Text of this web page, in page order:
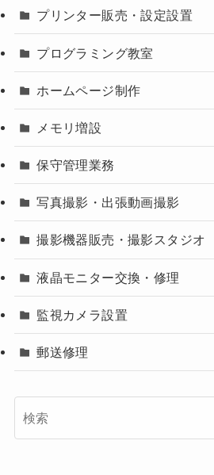
プリンター販売・設定設置
プログラミング教室
ホームページ制作
メモリ増設
保守管理業務
写真撮影・出張動画撮影
撮影機器販売・撮影スタジオ
液晶モニター交換・修理
監視カメラ設置
郵送修理